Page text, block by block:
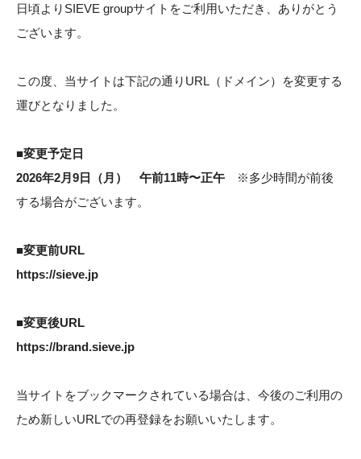
ONLINE STORE
日頃よりSIEVE groupサイトをご利用いただき、ありがとう
ございます。
この度、当サイトは下記の通りURL（ドメイン）を変更する
運びとなりました。
■変更予定日
2026年2月9日（月） 午前11時〜正午 ※多少時間が前後
する場合がございます。
■変更前URL
https://sieve.jp
■変更後URL
https://brand.sieve.jp
当サイトをブックマークされている場合は、今後のご利用の
ため新しいURLでの再登録をお願いいたします。